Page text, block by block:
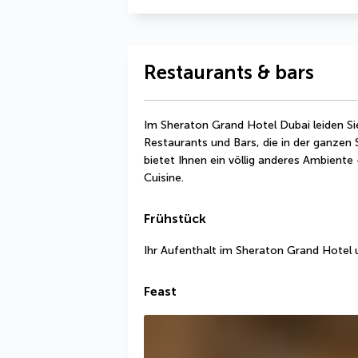
Restaurants & bars
Im Sheraton Grand Hotel Dubai leiden
Restaurants und Bars, die in der
bietet Ihnen ein völlig anderes
Cuisine.
Frühstück
Ihr Aufenthalt im Sheraton Grand Hotel
Feast